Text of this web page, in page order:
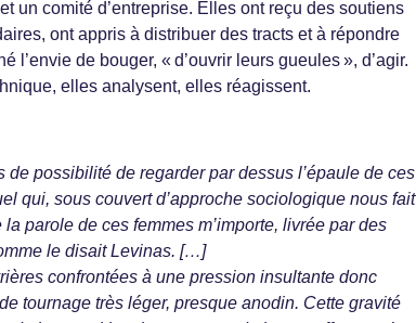
un comité d’entreprise. Elles ont reçu des soutiens
ont appris à distribuer des tracts et à répondre
de bouger, « d’ouvrir leurs gueules », d’agir.
elles analysent, elles réagissent.
possibilité de regarder par dessus l’épaule de ces
qui, sous couvert d’approche sociologique nous fait
parole de ces femmes m’importe, livrée par des
le disait Levinas. […]
confrontées à une pression insultante donc
tournage très léger, presque anodin. Cette gravité